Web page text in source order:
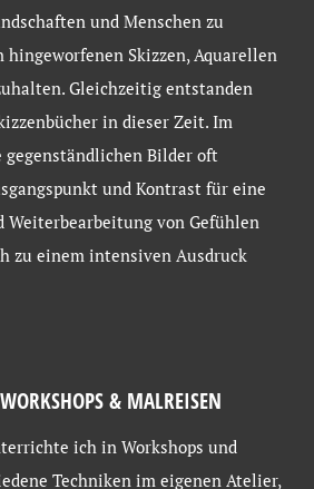
und Menschen zu
hingeworfenen Skizzen, Aquarellen
Gleichzeitig entstanden
in dieser Zeit. Im
Bilder oft
und Kontrast für eine
Weiterbearbeitung von Gefühlen
zu einem intensiven Ausdruck
& MALREISEN
ich in Workshops und
Techniken im eigenen Atelier,